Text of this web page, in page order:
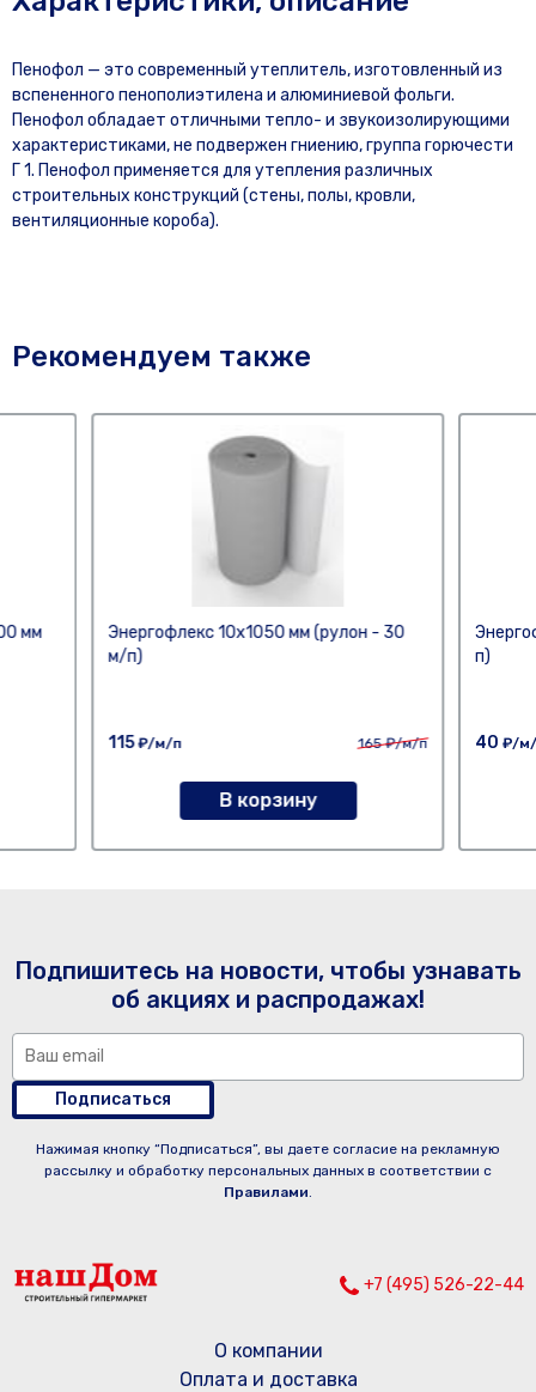
Пенофол — это современный утеплитель, изготовленный из
вспененного пенополиэтилена и алюминиевой фольги.
Пенофол обладает отличными тепло- и звукоизолирующими
характеристиками, не подвержен гниению, группа горючести
Г 1. Пенофол применяется для утепления различных
строительных конструкций (стены, полы, кровли,
вентиляционные короба).
Рекомендуем также
мм
Энергофлекс 10х1050 мм (рулон - 30
м/п)
115₽/м/п 165₽/м/п
В корзину
п)
40 ₽/
Подпишитесь на новости, чтобы узнавать
об акциях и распродажах!
Подписаться
Нажимая кнопку “Подписаться”, вы даете согласие на рекламную
рассылку и обработку персональных данных в соответствии с
Правилами.
+7 (495) 526-22-44
О компании
Оплата и доставка